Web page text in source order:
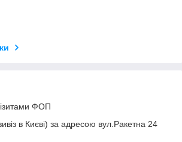
ФОП
в Києві) за адресою вул.Ракетна 24